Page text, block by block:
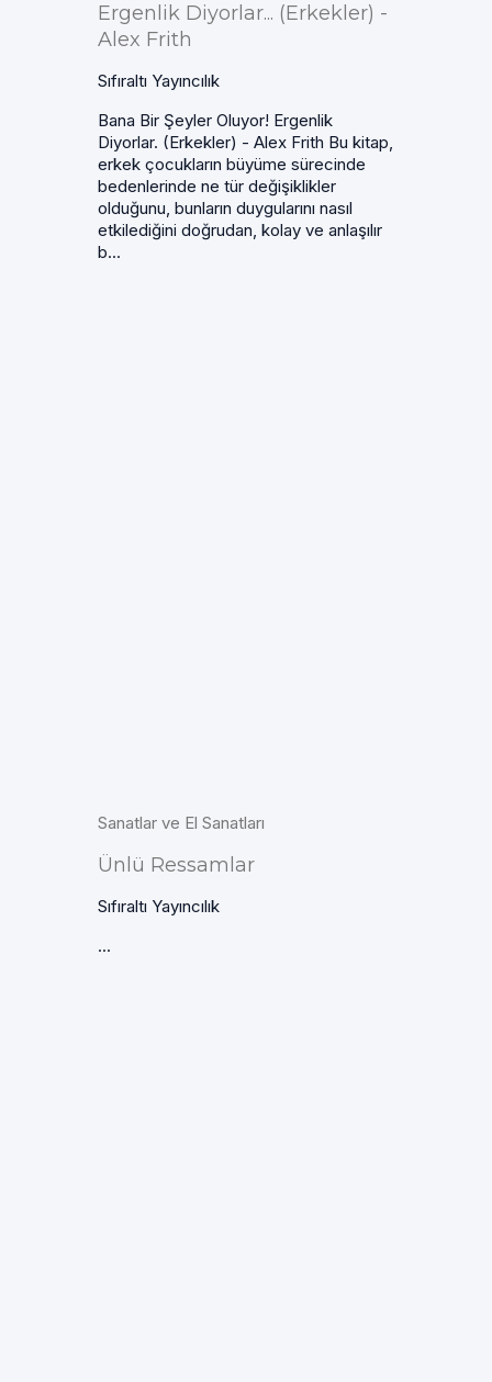
Ergenlik Diyorlar... (Erkekler) -
Alex Frith
Sıfıraltı Yayıncılık
Bana Bir Şeyler Oluyor! Ergenlik
Diyorlar. (Erkekler) - Alex Frith Bu kitap,
erkek çocukların büyüme sürecinde
bedenlerinde ne tür değişiklikler
olduğunu, bunların duygularını nasıl
etkilediğini doğrudan, kolay ve anlaşılır
b...
Sanatlar ve El Sanatları
Ünlü Ressamlar
Sıfıraltı Yayıncılık
...